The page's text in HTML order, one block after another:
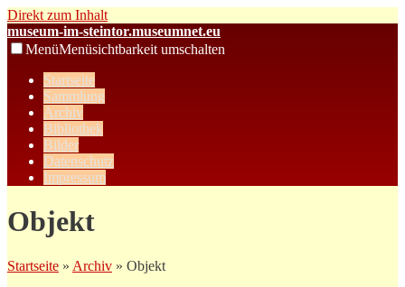
Direkt zum Inhalt
museum-im-steintor.museumnet.eu
MenüMenüsichtbarkeit umschalten
Startseite
Sammlung
Archiv
Bibliothek
Bilder
Datenschutz
Impressum
Objekt
Startseite » Archiv » Objekt